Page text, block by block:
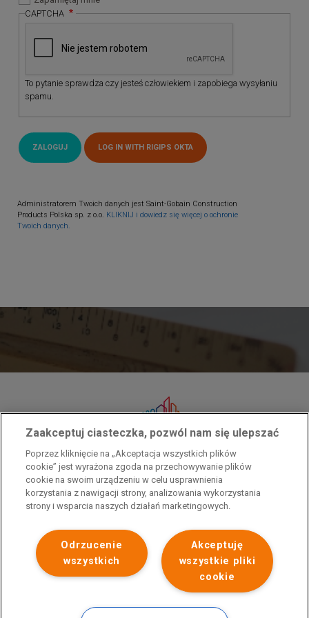
CAPTCHA
To pytanie sprawdza czy jesteś człowiekiem i zapobiega wysyłaniu
spamu.
Administratorem Twoich danych jest Saint-Gobain Construction
Products Polska sp. z o.o. KLIKNIJ i dowiedz się więcej o ochronie
Twoich danych.
„Pomoc dla przemysłu energochłonnego związana z cenami gazu ziemnego i
energii elektrycznej w 2023 r.”. Przedsiębiorca uzyskał pomoc w ramach
programu rządowego pod nazwą: „Pomoc dla sektorów energochłonnych
związana z nagłymi wzrostami cen gazu ziemnego i energii elektrycznej w
2022 r.”
Zaakceptuj ciasteczka, pozwól nam się ulepszać
Poprzez kliknięcie na „Akceptacja wszystkich plików
cookie” jest wyrażona zgoda na przechowywanie plików
cookie na swoim urządzeniu w celu usprawnienia
korzystania z nawigacji strony, analizowania wykorzystania
strony i wsparcia naszych działań marketingowych.
Akceptuję
wszystkie pliki
cookie
Odrzucenie
wszystkich